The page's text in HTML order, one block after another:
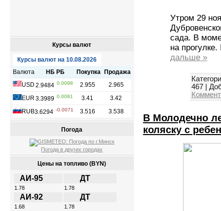
Курсы валют
Погода
Погода в других городах
Цены на топливо (BYN)
АИ-95 ДТ
1.78 1.78
АИ-92 ДТ
1.68 1.78
Утром 29
сада. В
на
дальше »
467
В Молодечно
коляску с